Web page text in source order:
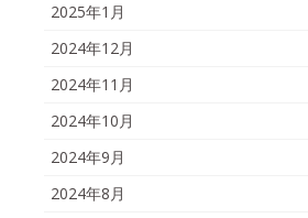
2025年1月
2024年12月
2024年11月
2024年10月
2024年9月
2024年8月